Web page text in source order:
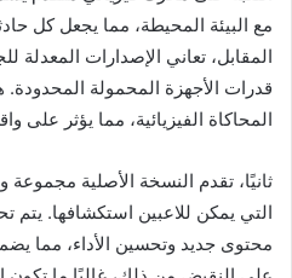
مع البيئة المحيطة، مما يجعل كل
المقابل، تعاني الإصدارات المعدلة
قدرات الأجهزة المحمولة المحدودة.
المحاكاة الفيزيائية، مما يؤثر على
ثانيًا، تقدم النسخة الأصلية
التي يمكن للاعبين استكشافها. يتم
محتوى جديد وتحسين الأداء، مما